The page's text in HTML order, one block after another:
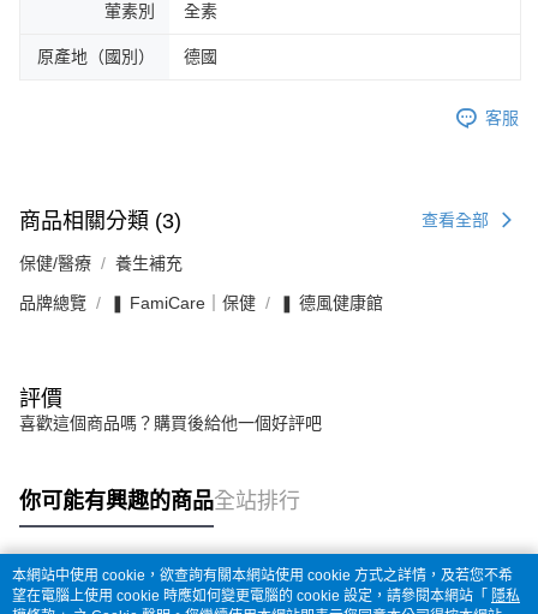
葷素別 全素
原產地（國別） 德國
客服
商品相關分類 (3) 查看全部
保健/醫療 養生補充
品牌總覽 ❚ FamiCare｜保健 ❚ 德風健康館
評價
喜歡這個商品嗎？購買後給他一個好評吧
你可能有興趣的商品全站排行
熱門標籤
本網站中使用 cookie，欲查詢有關本網站使用 cookie 方式之詳情，及若您不希
望在電腦上使用 cookie 時應如何變更電腦的 cookie 設定，請參閱本網站「 隱私